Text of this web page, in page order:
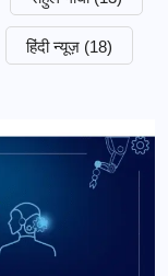
हिंदी न्यूज़ (18)